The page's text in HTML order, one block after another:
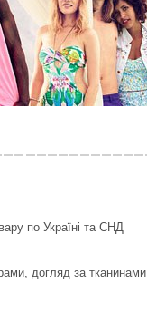
по Україні та СНД
догляд за тканинами